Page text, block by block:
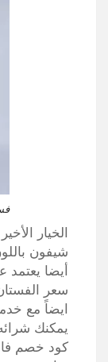
الخيار
شيفون
أيضا يعتمد
ايضاً مع
يمكنك
كود خصم